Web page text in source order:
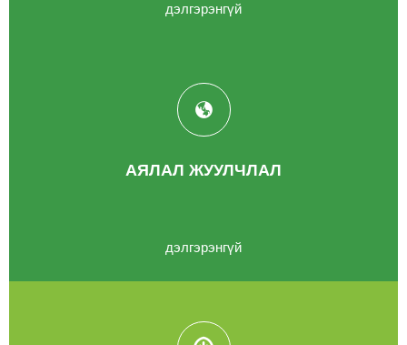
дэлгэрэнгүй
АЯЛАЛ ЖУУЛЧЛАЛ
дэлгэрэнгүй